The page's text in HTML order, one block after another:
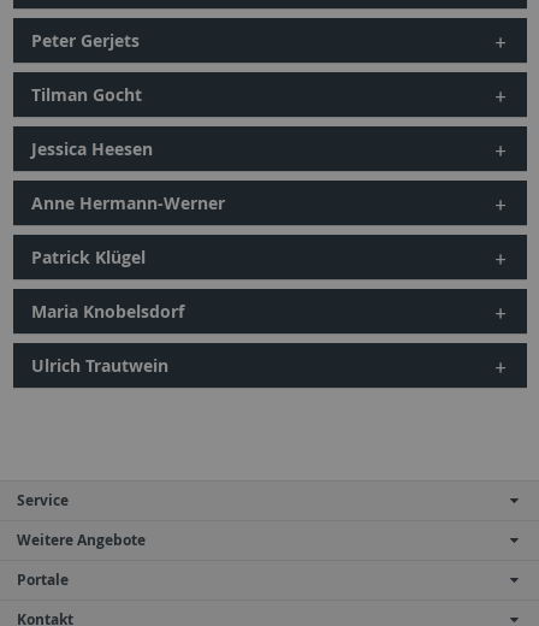
Peter Gerjets
Tilman Gocht
Jessica Heesen
Anne Hermann-Werner
Patrick Klügel
Maria Knobelsdorf
Ulrich Trautwein
Service
Weitere Angebote
Portale
Kontakt